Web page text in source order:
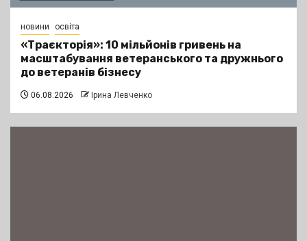
новини освіта
«Траєкторія»: 10 мільйонів гривень на
масштабування ветеранського та дружнього
до ветеранів бізнесу
06.08.2026 Ірина Левченко